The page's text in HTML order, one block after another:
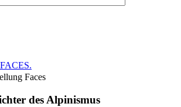
des Alpinismus